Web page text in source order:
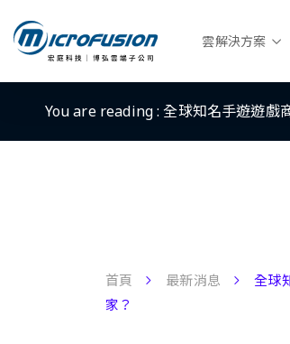
雲解決方案
You are reading :全球知名手遊遊戲
首頁 最新消息
全球
家？